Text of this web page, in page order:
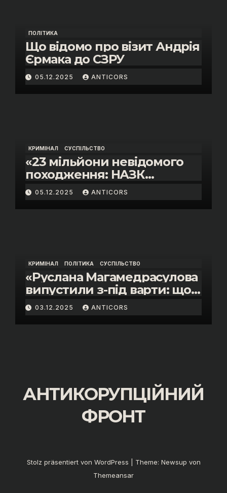
ПОЛІТИКА
Що відомо про візит Андрія
Єрмака до СЗРУ
05.12.2025 ANTICORS
КРИМІНАЛ СУСПІЛЬСТВО
«23 мільйони невідомого
походження: НАЗК
викрило розкішне життя
інспектора митниці “Тиса”
Василя Пупени»
05.12.2025 ANTICORS
КРИМІНАЛ ПОЛІТИКА СУСПІЛЬСТВО
«Руслана Магамедрасулова
випустили з-під варти: що
відбувалось у залі суду»
03.12.2025 ANTICORS
АНТИКОРУПЦІЙНИЙ
ФРОНТ
Stolz präsentiert von WordPress Theme: Newsup von
Themeansar